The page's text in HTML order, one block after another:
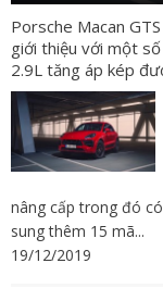
Porsche Macan
giới thiệu với một
2.9L tăng áp kép
nâng cấp trong đó
sung thêm 15 mã...
19/12/2019